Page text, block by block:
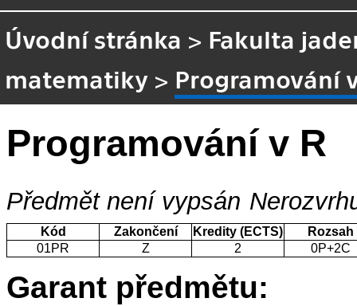
Úvodní stránka > Fakulta
matematiky > Programování
Programování v R
Předmět není vypsán
Kód Zakončení Kredity (ECTS)
Rozsah
01PR
Z 2 0P+2C
Garant předmětu: